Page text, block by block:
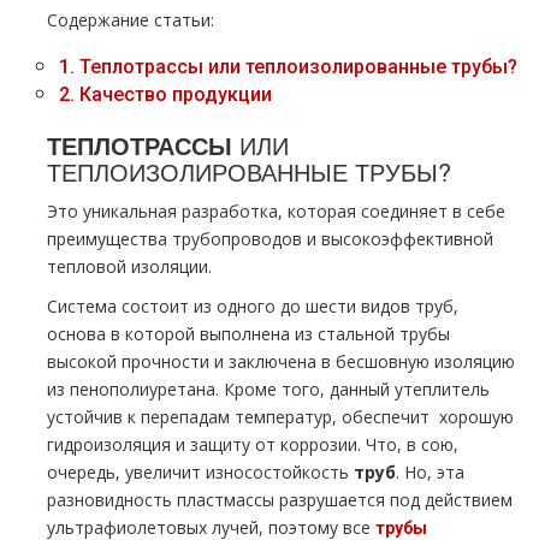
Содержание статьи:
1. Теплотрассы или теплоизолированные трубы?
2. Качество продукции
ТЕПЛОТРАССЫ ИЛИ
ТЕПЛОИЗОЛИРОВАННЫЕ ТРУБЫ?
Это уникальная разработка, которая соединяет в себе
преимущества трубопроводов и высокоэффективной
тепловой изоляции.
Система состоит из одного до шести видов труб,
основа в которой выполнена из стальной трубы
высокой прочности и заключена в бесшовную изоляцию
из пенополиуретана. Кроме того, данный утеплитель
устойчив к перепадам температур, обеспечит хорошую
гидроизоляция и защиту от коррозии. Что, в сою,
очередь, увеличит износостойкость труб. Но, эта
разновидность пластмассы разрушается под действием
ультрафиолетовых лучей, поэтому все трубы